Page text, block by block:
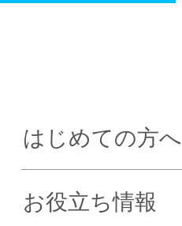
はじめての方へ
お役立ち情報